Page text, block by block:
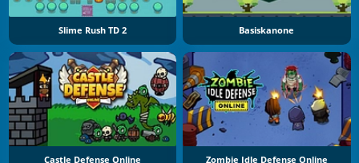
Slime Rush TD 2 Basiskanone
Castle Defense Online Zombie Idle Defense Online